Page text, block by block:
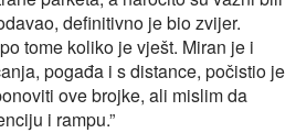
definitivno je bio zvijer.
tome koliko je vješt. Miran je i
pogađa i s distance, počistio je
ove brojke, ali mislim da
i rampu.”